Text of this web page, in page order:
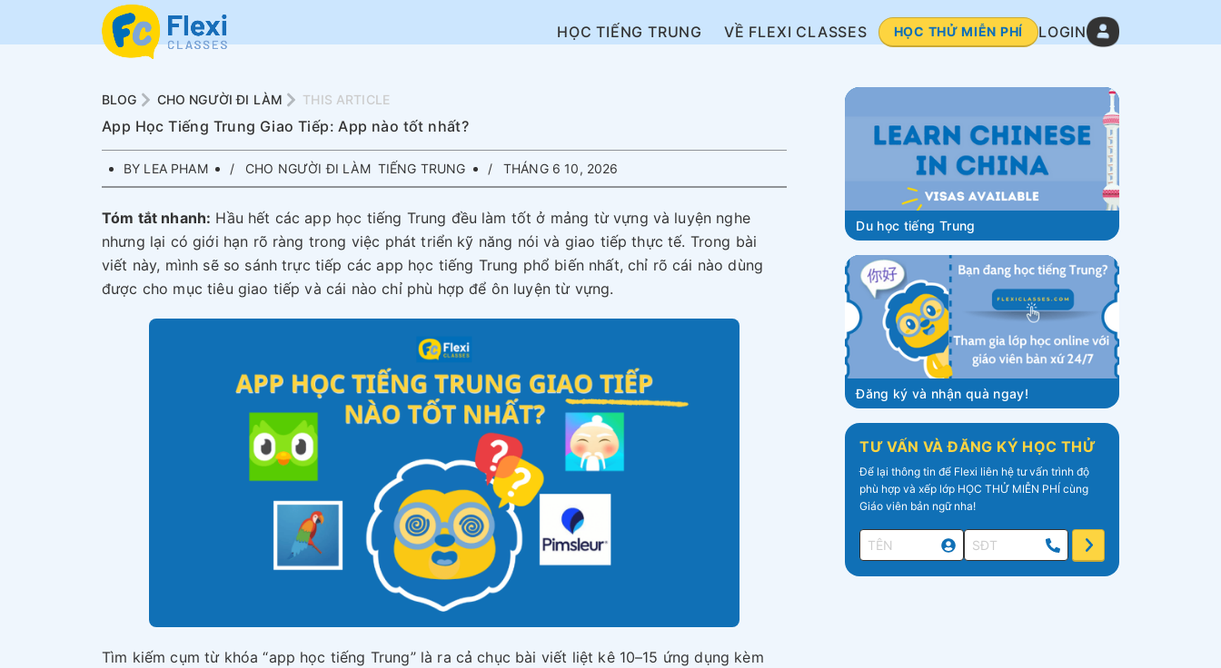
HỌC TIẾNG TRUNG VỀ FLEXI CLASSES HỌC THỬ MIỄN PHÍ LOGIN
BLOG CHO NGƯỜI ĐI LÀM THIS ARTICLE
App Học Tiếng Trung Giao Tiếp: App nào tốt nhất?
BY LEA PHAM CHO NGƯỜI ĐI LÀM TIẾNG TRUNG THÁNG 6 10, 2026
Tóm tắt nhanh: Hầu hết các app học tiếng Trung đều làm tốt ở mảng từ vựng và luyện nghe
nhưng lại có giới hạn rõ ràng trong việc phát triển kỹ năng nói và giao tiếp thực tế. Trong bài
viết này, mình sẽ so sánh trực tiếp các app học tiếng Trung phổ biến nhất, chỉ rõ cái nào dùng
được cho mục tiêu giao tiếp và cái nào chỉ phù hợp để ôn luyện từ vựng.
Tìm kiếm cụm từ khóa “app học tiếng Trung” là ra cả chục bài viết liệt kê 10–15 ứng dụng kèm
Du học tiếng Trung
Đăng ký và nhận quà ngay!
TƯ VẤN VÀ ĐĂNG KÝ HỌC THỬ
Để lại thông tin để Flexi liên hệ tư vấn trình độ
phù hợp và xếp lớp HỌC THỬ MIỄN PHÍ cùng
Giáo viên bản ngữ nha!